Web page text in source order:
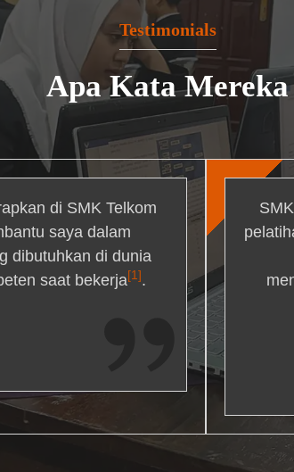
Testimonials
Apa Kata Mereka
di SMK Telkom
saya dalam
dibutuhkan di dunia
saat bekerja[1].